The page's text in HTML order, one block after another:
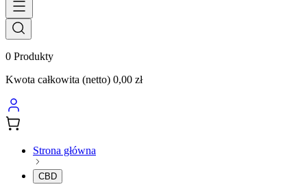
0 Produkty
Kwota całkowita (netto) 0,00 zł
Strona główna
CBD